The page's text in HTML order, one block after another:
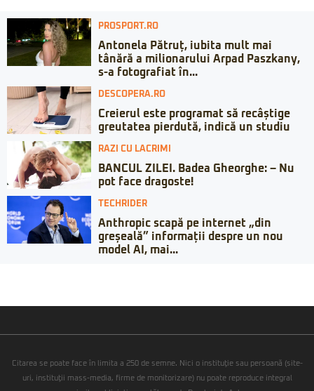
PROSPORT.RO
Antonela Pătruț, iubita mult mai
tânără a milionarului Arpad Paszkany,
s-a fotografiat în...
DESCOPERA.RO
Creierul este programat să recâștige
greutatea pierdută, indică un studiu
RAZI CU LACRIMI
BANCUL ZILEI. Badea Gheorghe: – Nu
pot face dragoste!
TECHRIDER
Anthropic scapă pe internet „din
greșeală” informații despre un nou
model AI, mai...
Citarea se poate face în limita a 250 de semne. Nici o instituţie sau persoană (site-
uri, instituţii mass-media, firme de monitorizare) nu poate reproduce integral